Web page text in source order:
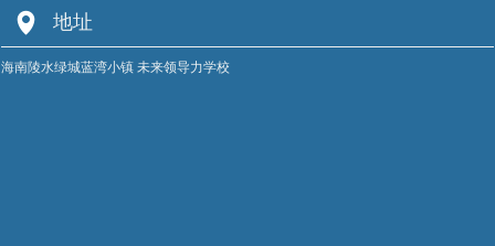
넹 地址
海南陵水绿城蓝湾小镇 未来领导力学校